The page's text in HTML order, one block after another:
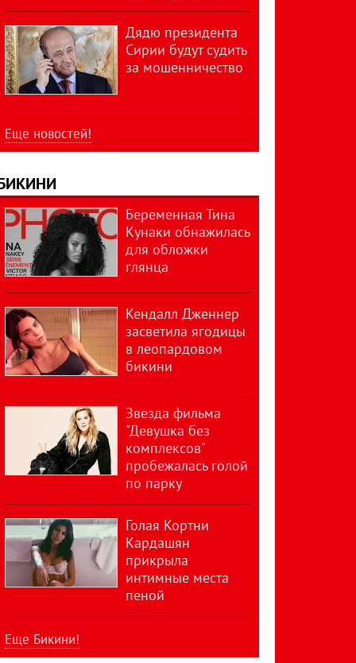
Дядю президента
Сирии будут судить
за мошенничество
Еще новостей!
Беременная Тина
Кунаки обнажилась
для обложки
глянца
Кендалл Дженнер
засветила ягодицы
в леопардовом
бикини
Звезда фильма
"Девушка без
комплексов"
пробежалась голой
по парку
Голая Кортни
Кардашян
прикрыла
интимные места
пеной
Еще Бикини!